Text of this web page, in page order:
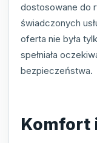
dostosowane do
świadczonych
oferta nie była
spełniała
bezpieczeństwa.
Komfort